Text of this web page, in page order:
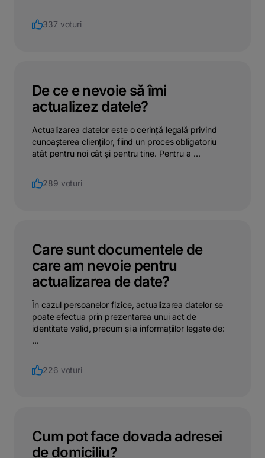
337 voturi
De ce e nevoie să îmi
actualizez datele?
Actualizarea datelor este o cerință legală privind
cunoașterea clienților, fiind un proces obligatoriu
atât pentru noi cât și pentru tine. Pentru a ...
289 voturi
Care sunt documentele de
care am nevoie pentru
actualizarea de date?
În cazul persoanelor fizice, actualizarea datelor se
poate efectua prin prezentarea unui act de
identitate valid, precum și a informațiilor legate de:
...
226 voturi
Cum pot face dovada adresei
de domiciliu?